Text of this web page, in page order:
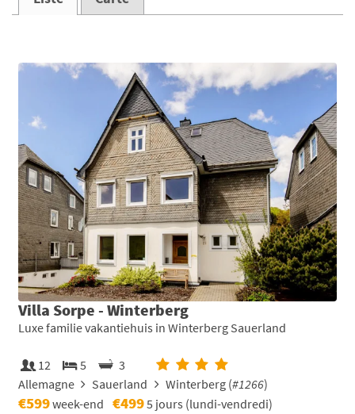
Villa Sorpe - Winterberg
Luxe familie vakantiehuis in Winterberg Sauerland
12 5
3
Allemagne
Sauerland Winterberg (#1266)
€599week-end €4995 jours (lundi-vendredi)